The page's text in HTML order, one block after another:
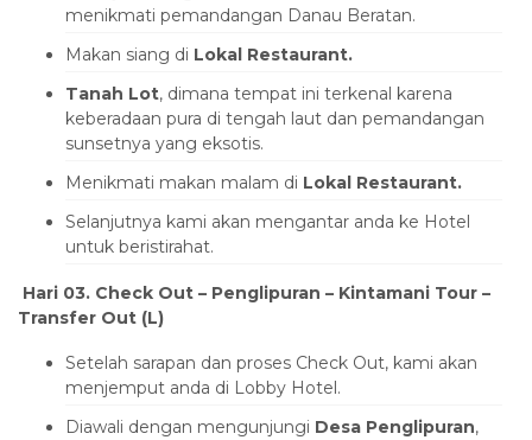
menikmati pemandangan Danau Beratan.
Makan siang di Lokal Restaurant.
Tanah Lot, dimana tempat ini terkenal karena
keberadaan pura di tengah laut dan pemandangan
sunsetnya yang eksotis.
Menikmati makan malam di Lokal Restaurant.
Selanjutnya kami akan mengantar anda ke Hotel
untuk beristirahat.
Hari 03. Check Out – Penglipuran – Kintamani Tour –
Transfer Out (L)
Setelah sarapan dan proses Check Out, kami akan
menjemput anda di Lobby Hotel.
Diawali dengan mengunjungi Desa Penglipuran,